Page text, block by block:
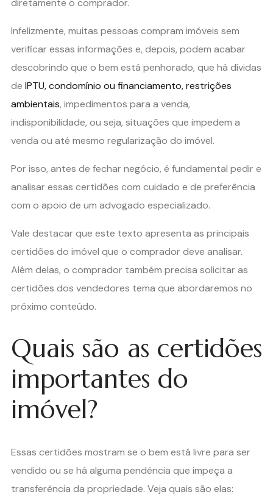
diretamente o comprador.
Infelizmente, muitas pessoas compram imóveis sem
verificar essas informações e, depois, podem acabar
descobrindo que o bem está penhorado, que há dívidas
de IPTU, condomínio ou financiamento, restrições
ambientais, impedimentos para a venda,
indisponibilidade, ou seja, situações que impedem a
venda ou até mesmo regularização do imóvel.
Por isso, antes de fechar negócio, é fundamental pedir e
analisar essas certidões com cuidado e de preferência
com o apoio de um advogado especializado.
Vale destacar que este texto apresenta as principais
certidões do imóvel que o comprador deve analisar.
Além delas, o comprador também precisa solicitar as
certidões dos vendedores tema que abordaremos no
próximo conteúdo.
Quais são as certidões
importantes do
imóvel?
Essas certidões mostram se o bem está livre para ser
vendido ou se há alguma pendência que impeça a
transferência da propriedade. Veja quais são elas: